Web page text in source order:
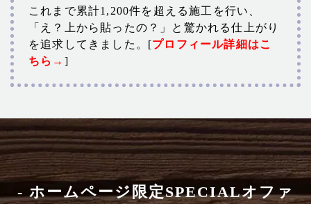
これまで累計1,200件を超える施工を行い、
「え？上から貼ったの？」と驚かれる仕上がり
を追求してきました。[プロフィール詳細はこ
ちら→ ]
- ホームページ限定SPECIALオファ